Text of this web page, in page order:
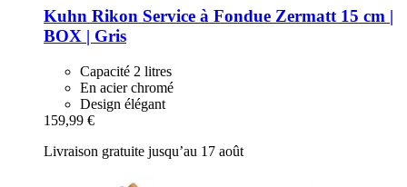
Kuhn Rikon Service à Fondue Zermatt 15 cm |
BOX | Gris
Capacité 2 litres
En acier chromé
Design élégant
159,99 €
Livraison gratuite jusqu’au 17 août